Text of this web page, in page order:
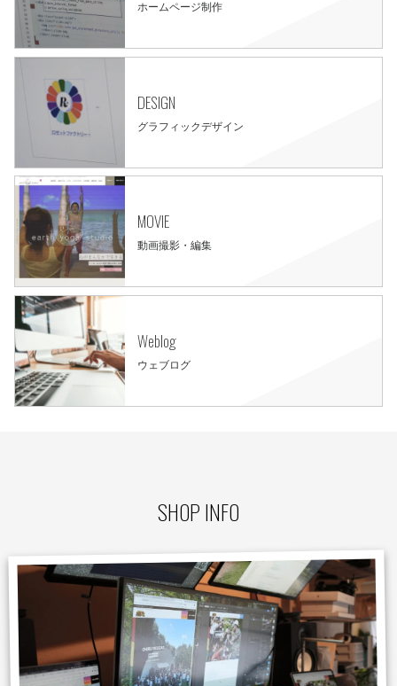
ホームページ制作
DESIGN
グラフィックデザイン
MOVIE
動画撮影・編集
Weblog
ウェブログ
SHOP INFO